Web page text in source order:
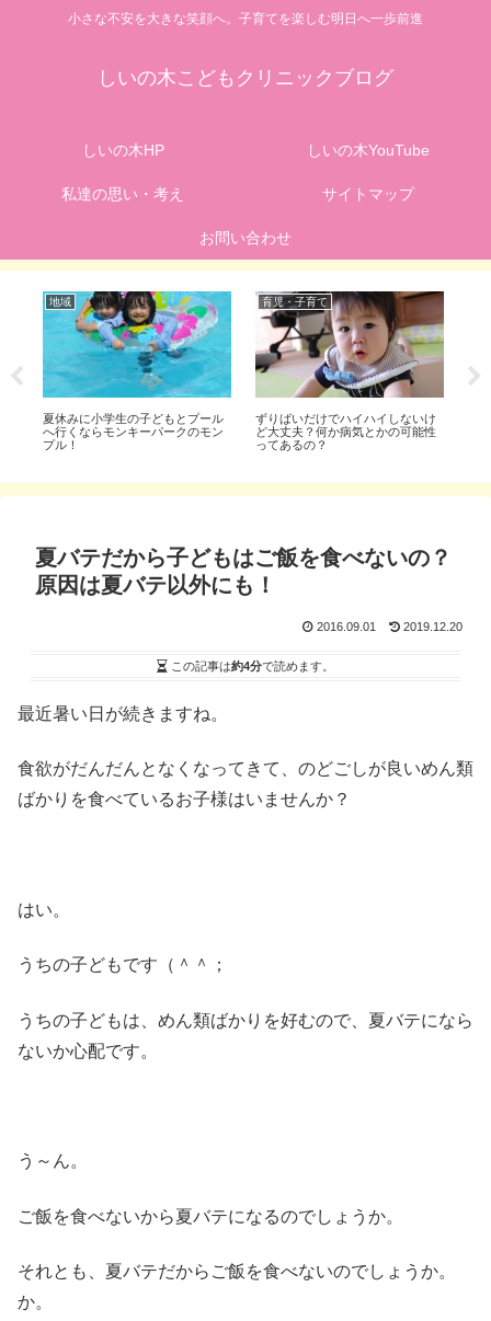
小さな不安を大きな笑顔へ。子育てを楽しむ明日へ一歩前進
しいの木こどもクリニックブログ
しいの木HP しいの木YouTube
私達の思い・考え サイトマップ
お問い合わせ
地域
夏休みに小学生の子どもとプール
へ行くならモンキーパークのモン
プル！
育児・子育て
ずりばいだけでハイハイしないけ
ど大丈夫？何か病気とかの可能性
ってあるの？
夏バテだから子どもはご飯を食べないの？
原因は夏バテ以外にも！
2016.09.01 2019.12.20
この記事は約4分で読めます。
最近暑い日が続きますね。
食欲がだんだんとなくなってきて、のどごしが良いめん類
ばかりを食べているお子様はいませんか？
はい。
うちの子どもです（＾＾；
うちの子どもは、めん類ばかりを好むので、夏バテになら
ないか心配です。
う～ん。
ご飯を食べないから夏バテになるのでしょうか。
それとも、夏バテだからご飯を食べないのでしょうか。
か。